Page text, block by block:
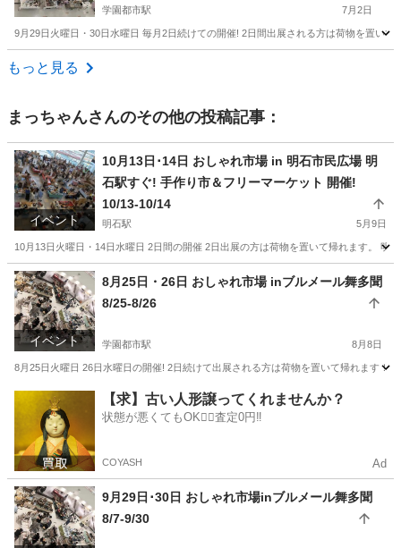
学園都市駅 7月2日
9月29日火曜日・30日水曜日 毎月2日続けての開催! 2日間出展される方は荷物を置い
兵庫 神戸市
もっと見る
まっちゃんさんのその他の投稿記事：
イベント
10月13日･14日 おしゃれ市場 in 明石市民広場 明
石駅すぐ! 手作り市＆フリーマーケット 開催!
10/13-10/14
明石駅 5月9日
10月13日火曜日・14日水曜日 2日間の開催 2日出展の方は荷物を置いて帰れます。
兵庫 明石市 明石駅 フリーマーケット ブース
イベント
8月25日・26日 おしゃれ市場 inブルメール舞多聞
8/25-8/26
学園都市駅 8月8日
8月25日火曜日 26日水曜日の開催! 2日続けて出展される方は荷物を置いて帰れます！
学園都市駅 フリーマーケット
ブルメール舞多聞
【求】古い人形譲ってくれませんか？
状態が悪くてもOK🙆‍♀️査定0円‼️
COYASH Ad
9月29日･30日 おしゃれ市場inブルメール舞多聞
8/7-9/30